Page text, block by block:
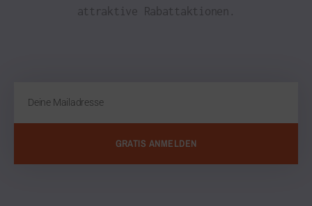
attraktive Rabattaktionen.
GRATIS ANMELDEN